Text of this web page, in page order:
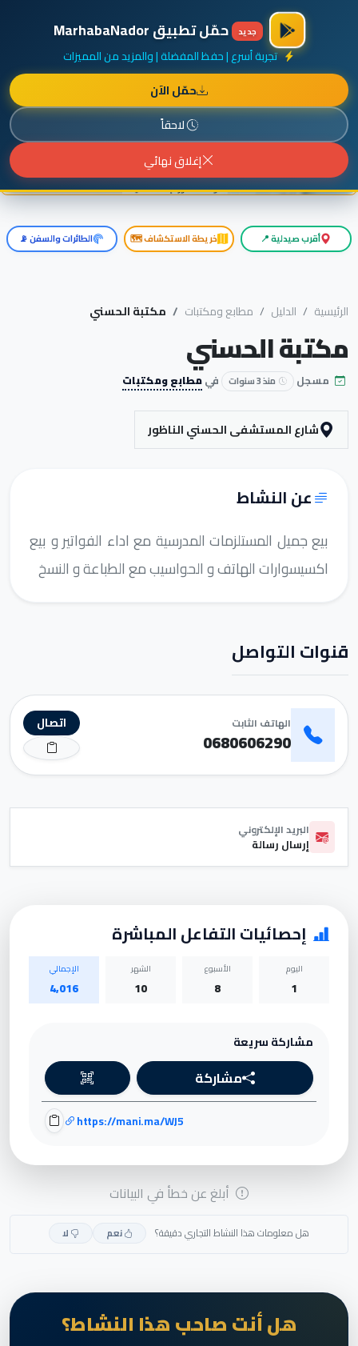
أضف نشاطك مجاناً
جديد حمّل تطبيق MarhabaNador
تجربة أسرع | حفظ المفضلة | والمزيد من المميزات
حمّل الآن
لاحقاً
إغلاق نهائي
إعلان ممول المزيد حول هذا الإعلان
أقرب صيدلية 📍 خريطة الاستكشاف 🗺️ الطائرات والسفن 📡
الرئيسية الدليل مطابع ومكتبات مكتبة الحسني
مكتبة الحسني
مسجل منذ 3 سنوات فيمطابع ومكتبات
شارع المستشفى الحسني الناظور
عن النشاط
بيع جميل المستلزمات المدرسية مع اداء الفواتير و بيع
اكسيسوارات الهاتف و الحواسيب مع الطباعة و النسخ
قنوات التواصل
الهاتف الثابت
0680606290
اتصال
البريد الإلكتروني
إرسال رسالة
إحصائيات التفاعل المباشرة
اليوم
1
الأسبوع
8
الشهر
10
الإجمالي
4,016
مشاركة سريعة
مشاركة
https://mani.ma/WJ5
أبلغ عن خطأ في البيانات
هل معلومات هذا النشاط التجاري دقيقة؟ نعم لا
هل أنت صاحب هذا النشاط؟